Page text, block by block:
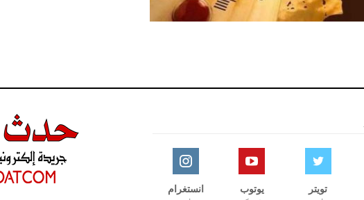
تويتر يوتوب انستغرام